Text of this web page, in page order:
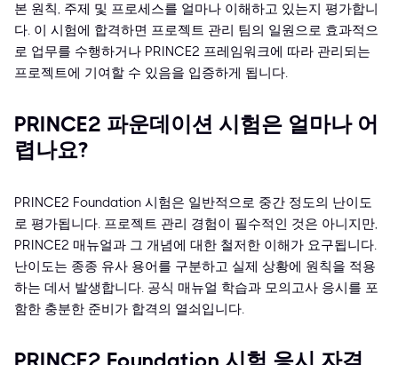
본 원칙, 주제 및 프로세스를 얼마나 이해하고 있는지 평가합니
다. 이 시험에 합격하면 프로젝트 관리 팀의 일원으로 효과적으
로 업무를 수행하거나 PRINCE2 프레임워크에 따라 관리되는
프로젝트에 기여할 수 있음을 입증하게 됩니다.
PRINCE2 파운데이션 시험은 얼마나 어
렵나요?
PRINCE2 Foundation 시험은 일반적으로 중간 정도의 난이도
로 평가됩니다. 프로젝트 관리 경험이 필수적인 것은 아니지만,
PRINCE2 매뉴얼과 그 개념에 대한 철저한 이해가 요구됩니다.
난이도는 종종 유사 용어를 구분하고 실제 상황에 원칙을 적용
하는 데서 발생합니다. 공식 매뉴얼 학습과 모의고사 응시를 포
함한 충분한 준비가 합격의 열쇠입니다.